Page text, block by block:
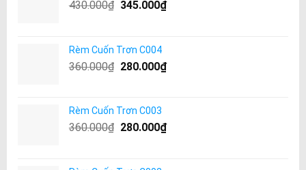
430.000₫ 345.000₫
Rèm Cuốn Trơn C004
360.000₫ 280.000₫
Rèm Cuốn Trơn C003
360.000₫ 280.000₫